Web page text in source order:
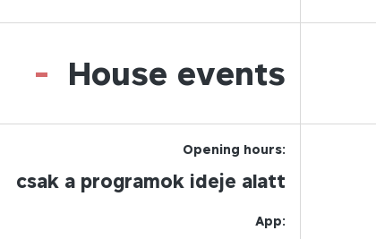
House events
-
Opening hours:
csak a programok ideje alatt
App: